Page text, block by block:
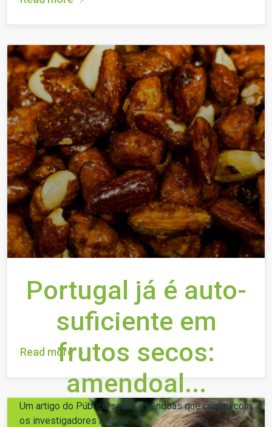
Portugal já é auto-
suficiente em
frutos secos:
amendoal...
Um artigo do Público sobre amêndoas que contou com
os investigadores Ana Pa...
Read more